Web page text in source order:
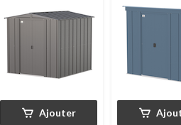
Ajouter